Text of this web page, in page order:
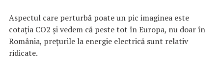
Aspectul care perturbă poate un pic imaginea este
cotația CO2 și vedem că peste tot în Europa, nu doar în
România, prețurile la energie electrică sunt relativ
ridicate.